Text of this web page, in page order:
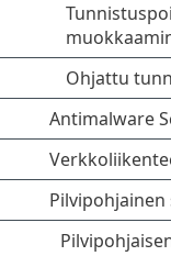
Ohjattu
Antimalware
Pilvipohjainen